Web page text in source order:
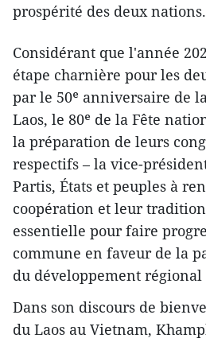
prospérité des deux nations.
Considérant que l'année
étape charnière pour les
par le 50ᵉ anniversaire de
Laos, le 80ᵉ de la Fête
la préparation de leurs
respectifs – la vice-
Partis, États et peuples à
coopération et leur
essentielle pour faire
commune en faveur de la
du développement
Dans son discours de
du Laos au Vietnam,